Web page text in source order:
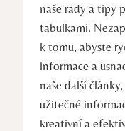
naše rady a tipy
tabulkami.
k tomu, abyste
informace a
naše další
užitečné
kreativní a